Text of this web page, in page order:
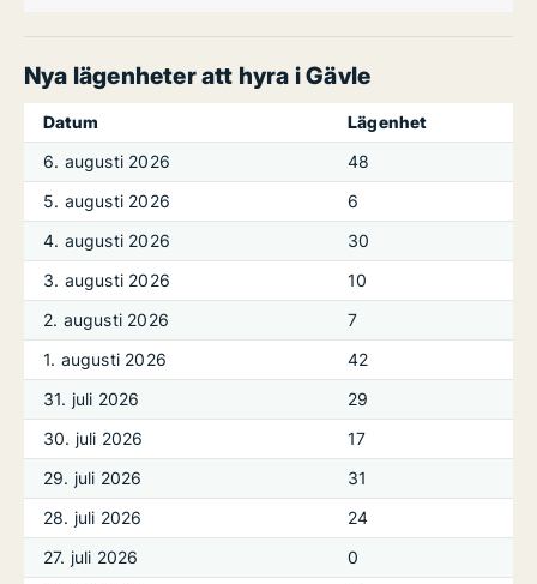
Nya lägenheter att hyra i Gävle
Datum
Lägenhet
6. augusti 2026
48
5. augusti 2026
6
4. augusti 2026
30
3. augusti 2026
10
2. augusti 2026
7
1. augusti 2026
42
31. juli 2026
29
30. juli 2026
17
29. juli 2026
31
28. juli 2026
24
27. juli 2026
0